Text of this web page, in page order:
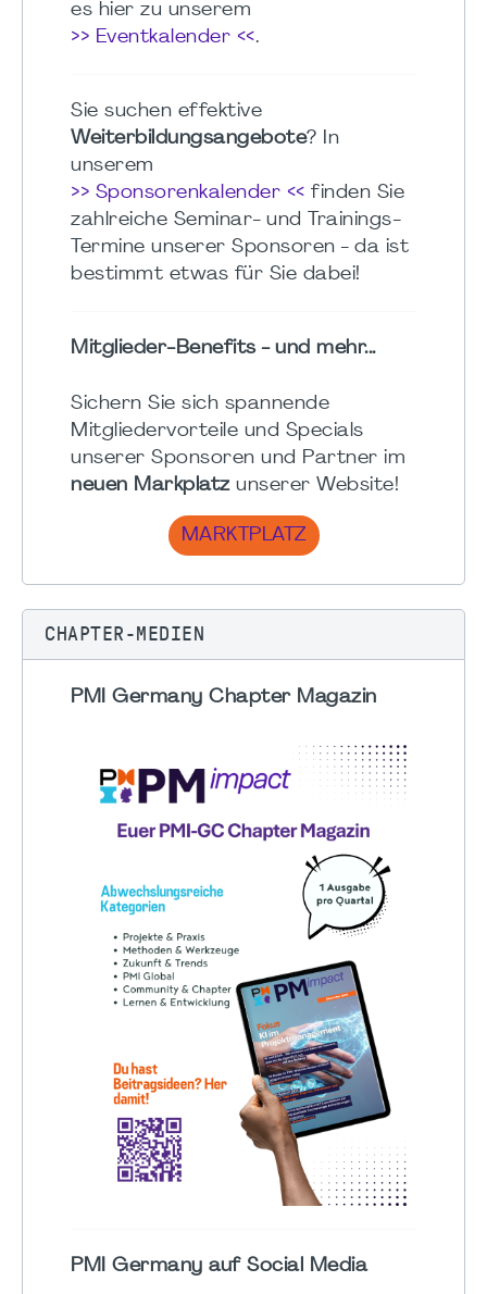
es hier zu unserem
>> Eventkalender <<.
Sie suchen effektive
Weiterbildungsangebote? In
unserem
>> Sponsorenkalender << finden Sie
zahlreiche Seminar- und Trainings-
Termine unserer Sponsoren - da ist
bestimmt etwas für Sie dabei!
Mitglieder-Benefits - und mehr...
Sichern Sie sich spannende
Mitgliedervorteile und Specials
unserer Sponsoren und Partner im
neuen Markplatzunserer Website!
MARKTPLATZ
CHAPTER-MEDIEN
PMI Germany Chapter Magazin
PMI Germany auf Social Media